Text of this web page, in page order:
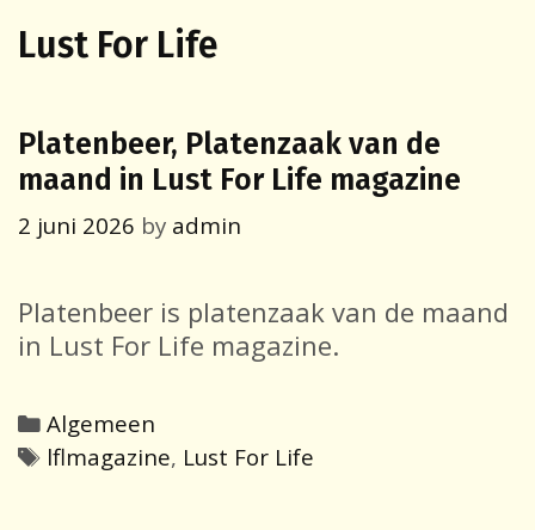
Lust For Life
Platenbeer, Platenzaak van de
maand in Lust For Life magazine
2 juni 2026 by admin
Platenbeer is platenzaak van de maand
in Lust For Life magazine.
Categories
Algemeen
Tags
lflmagazine, Lust For Life